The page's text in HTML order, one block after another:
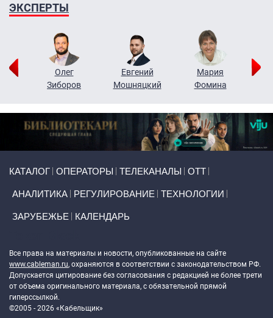
ЭКСПЕРТЫ
Олег
Зиборов
Евгений
Мошняцкий
Мария
Фомина
КАТАЛОГ ОПЕРАТОРЫ ТЕЛЕКАНАЛЫ ОТТ
АНАЛИТИКА РЕГУЛИРОВАНИЕ ТЕХНОЛОГИИ
ЗАРУБЕЖЬЕ КАЛЕНДАРЬ
Все права на материалы и новости, опубликованные на сайте
www.cableman.ru, охраняются в соответствии с законодательством РФ.
Допускается цитирование без согласования с редакцией не более трети
от объема оригинального материала, с обязательной прямой
гиперссылкой.
©2005 - 2026 «Кабельщик»